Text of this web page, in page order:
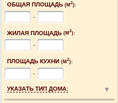
ОБЩАЯ ПЛОЩАДЬ (М2):
-
ЖИЛАЯ ПЛОЩАДЬ (М2):
-
ПЛОЩАДЬ КУХНИ (М2):
-
УКАЗАТЬ ТИП ДОМА: